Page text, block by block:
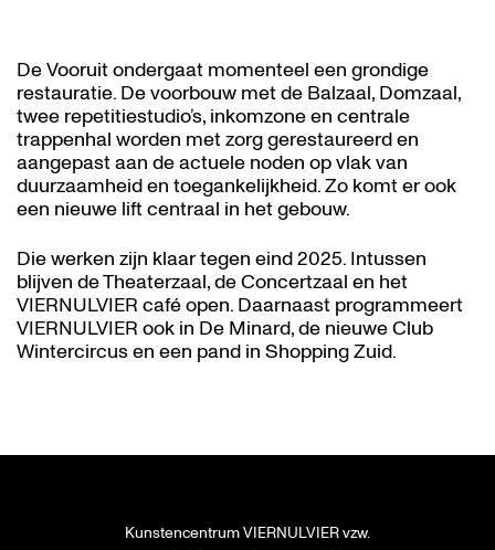
De Vooruit ondergaat momenteel een grondige
restauratie. De voorbouw met de Balzaal, Domzaal,
twee repetitiestudio’s, inkomzone en centrale
trappenhal worden met zorg gerestaureerd en
aangepast aan de actuele noden op vlak van
duurzaamheid en toegankelijkheid. Zo komt er ook
een nieuwe lift centraal in het gebouw.
Die werken zijn klaar tegen eind 2025. Intussen
blijven de Theaterzaal, de Concertzaal en het
VIERNULVIER café open. Daarnaast programmeert
VIERNULVIER ook in De Minard, de nieuwe Club
Wintercircus en een pand in Shopping Zuid.
Kunstencentrum VIERNULVIER vzw.